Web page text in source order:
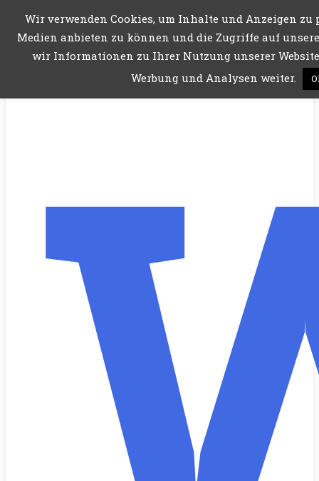
Menü
Wir verwenden Cookies, um Inhalte und Anzeigen
Medien anbieten zu können und die Zugriffe auf
wir Informationen zu Ihrer Nutzung unserer
Werbung und Analysen weiter.